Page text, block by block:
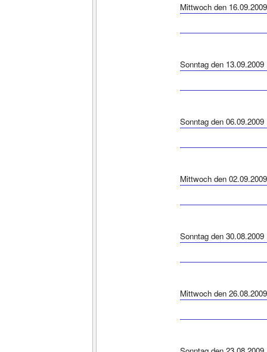
Mittwoch den 16.09.2009
Sonntag den 13.09.2009
Sonntag den 06.09.2009
Mittwoch den 02.09.2009
Sonntag den 30.08.2009
Mittwoch den 26.08.2009